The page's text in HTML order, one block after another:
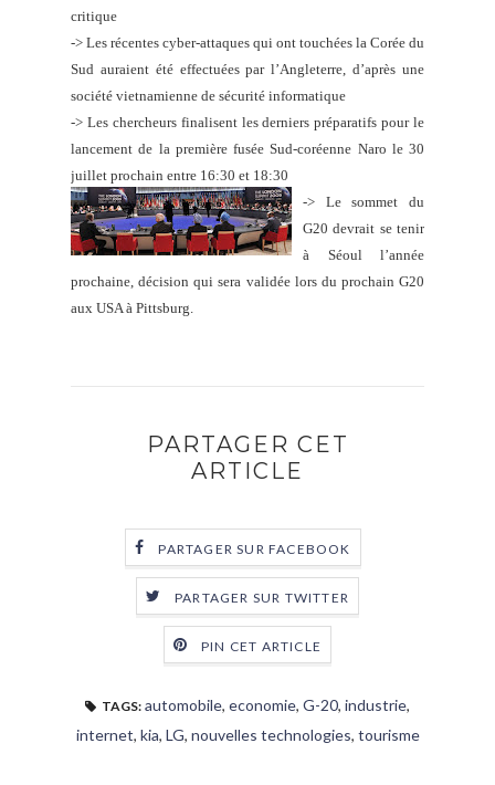
critique
-> Les récentes cyber-attaques qui ont touchées la Corée du
Sud auraient été effectuées par l’Angleterre, d’après une
société vietnamienne de sécurité informatique
-> Les chercheurs finalisent les derniers préparatifs pour le
lancement de la première fusée Sud-coréenne Naro le 30
juillet prochain entre 16:30 et 18:30
-> Le sommet du
G20 devrait se tenir
à Séoul l’année
prochaine, décision qui sera validée lors du prochain G20
aux USA à Pittsburg.
PARTAGER CET
ARTICLE
PARTAGER SUR FACEBOOK
PARTAGER SUR TWITTER
PIN CET ARTICLE
TAGS: automobile, economie, G-20, industrie,
internet, kia, LG, nouvelles technologies, tourisme